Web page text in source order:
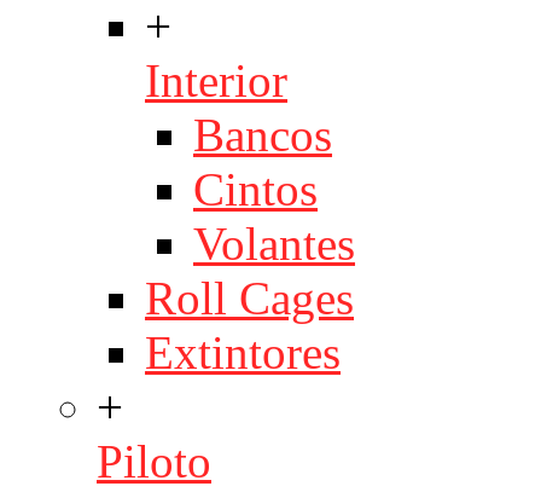
+
Interior
Bancos
Cintos
Volantes
Roll Cages
Extintores
+
Piloto